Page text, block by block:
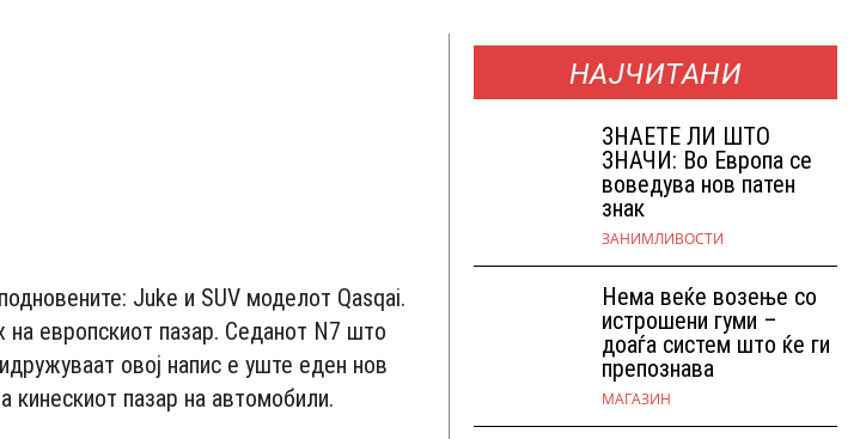
Juke и SUV моделот Qasqai.
на европскиот пазар. Седанот N7 што
овој напис е уште еден нов
кинескиот пазар на автомобили.
НАЈЧИТАНИ
ЗНАEТЕ ЛИ ШТО
ЗНАЧИ: Во Европа се
воведува нов патен
знак
ЗАНИМЛИВОСТИ
Нема веќе возење со
истрошени гуми –
доаѓа систем што ќе ги
препознава
МАГАЗИН